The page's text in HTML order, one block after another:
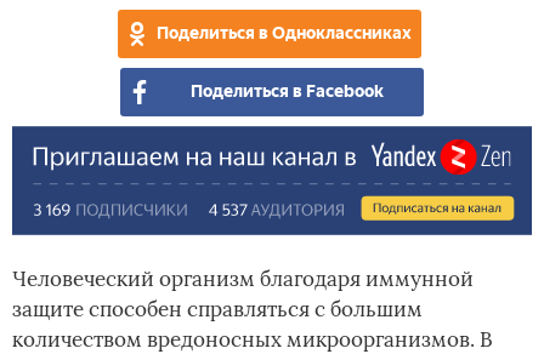
Поделиться в Одноклассниках
Поделиться в Facebook
Человеческий организм благодаря иммунной
защите способен справляться с большим
количеством вредоносных микроорганизмов. В